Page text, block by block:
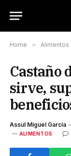
Home » Alimentos
Castaño
sirve,
Assul Miguel García
ALIMENTOS